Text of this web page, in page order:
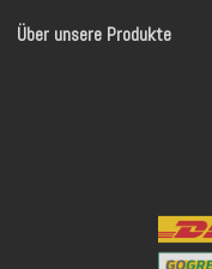
Über unsere Produkte